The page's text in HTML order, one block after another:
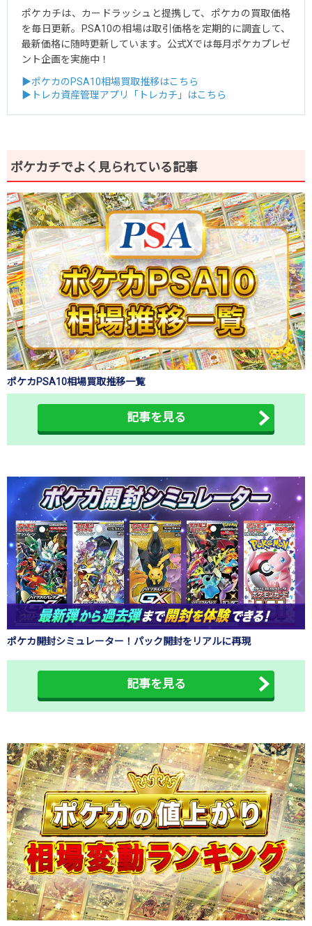
ポケカチは、カードラッシュと提携して、ポケカの買取価格
を毎日更新。PSA10の相場は取引価格を定期的に調査して、
最新価格に随時更新しています。公式Xでは毎月ポケカプレゼ
ント企画を実施中！
▶ポケカのPSA10相場買取推移はこちら
▶トレカ資産管理アプリ「トレカチ」はこちら
ポケカチでよく見られている記事
ポケカPSA10相場買取推移一覧
記事を見る
ポケカ開封シミュレーター！パック開封をリアルに再現
記事を見る